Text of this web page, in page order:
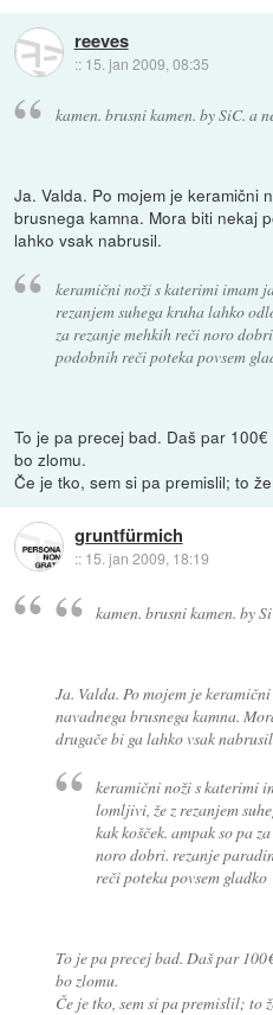
reeves
:: 15. jan 2009, 08:35
kamen. brusni kamen. by SiC. a
Ja. Valda. Po mojem je keramični
brusnega kamna. Mora biti nekaj
lahko vsak nabrusil.
keramični noži s katerimi imam
rezanjem suhega kruha lahko
za rezanje mehkih reči noro
podobnih reči poteka povsem
To je pa precej bad. Daš par
bo zlomu.
Če je tko, sem si pa premislil; to
gruntfürmich
:: 15. jan 2009, 18:19
kamen. brusni kamen. by
Ja. Valda. Po mojem je
navadnega brusnega kamna.
drugače bi ga lahko vsak
keramični noži s katerimi
lomljivi, že z rezanjem
kak košček. ampak so pa
noro dobri. rezanje
reči poteka povsem gladko
To je pa precej bad. Daš par
bo zlomu.
Če je tko, sem si pa premislil; to